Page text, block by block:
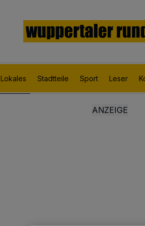
Lokales Stadtteile Sport Leser